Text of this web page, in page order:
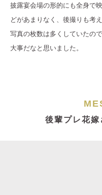
披露宴会場の形的にも全身で
どがあまりなく、後撮りも考え
写真の枚数は多くしていたの
大事だなと思いました。
後輩プレ花